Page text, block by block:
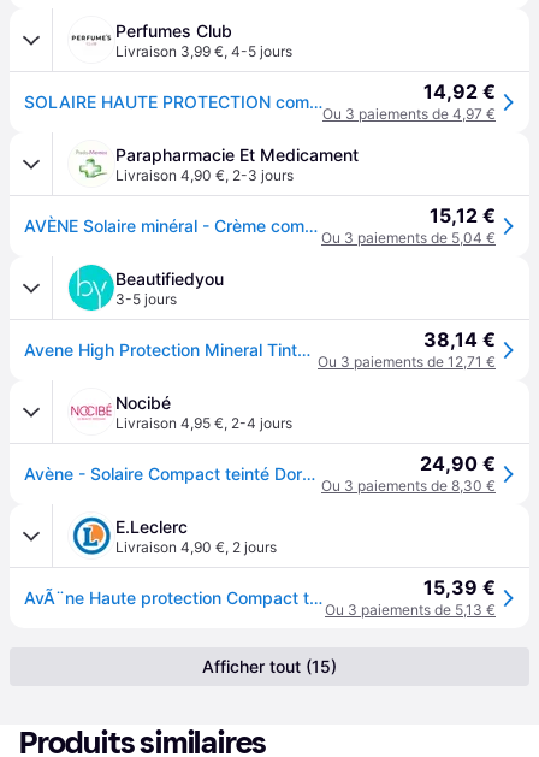
Perfumes Club
Livraison 3,99 €, 4-5 jours
SOLAIRE HAUTE PROTECTION compact teinté SPF50 #doré 14,92 €
Ou 3 paiements de 4,97 €
Parapharmacie Et Medicament
Livraison 4,90 €, 2-3 jours
AVÈNE Solaire minéral - Crème compact teintes dore SPF50 boitier 10g 15,12 €
Ou 3 paiements de 5,04 €
Beautifiedyou
3-5 jours
Avene High Protection Mineral Tinted Compact SPF 50 38,14 €
Ou 3 paiements de 12,71 €
Nocibé
Livraison 4,95 €, 2-4 jours
Avène - Solaire Compact teinté Doré SPF 50 Fond de teint 50 ml unisex 24,90 €
Ou 3 paiements de 8,30 €
E.Leclerc
Livraison 4,90 €, 2 jours
AvÃ¨ne Haute protection Compact teintÃ© DorÃ© SPF 50 10g 15,39 €
Ou 3 paiements de 5,13 €
Afficher tout (15)
Produits similaires